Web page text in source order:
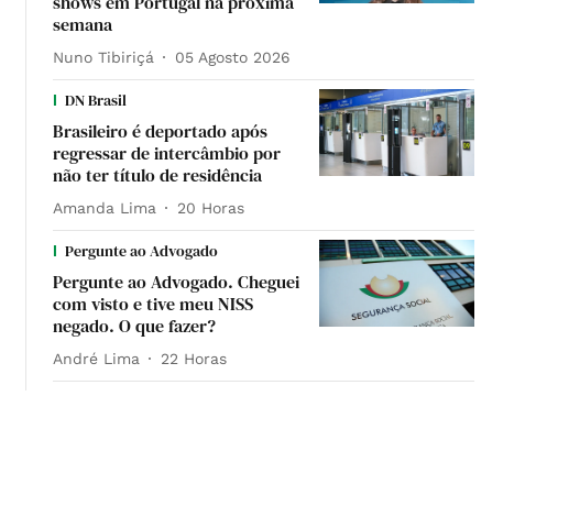
semana
Nuno Tibiriçá 05 Agosto 2026
DN Brasil
Brasileiro é deportado após
regressar de intercâmbio por
não ter título de residência
Amanda Lima 20 Horas
Pergunte ao Advogado
Pergunte ao Advogado. Cheguei
com visto e tive meu NISS
negado. O que fazer?
André Lima 22 Horas